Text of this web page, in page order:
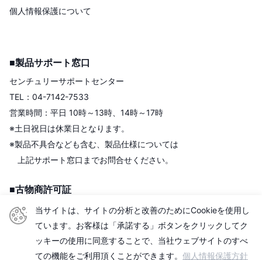
個人情報保護について
■製品サポート窓口
センチュリーサポートセンター
TEL：04-7142-7533
営業時間：平日 10時～13時、14時～17時
※土日祝日は休業日となります。
※製品不具合なども含む、製品仕様については
上記サポート窓口までお問合せください。
■古物商許可証
株式会社センチュリー
＜古物商許可証＞
東京都公安委員会
第306609903513号
当サイトは、サイトの分析と改善のためにCookieを使用し
ています。お客様は「承諾する」ボタンをクリックしてク
ッキーの使用に同意することで、当社ウェブサイトのすべ
ての機能をご利用頂くことができます。 個人情報保護方針